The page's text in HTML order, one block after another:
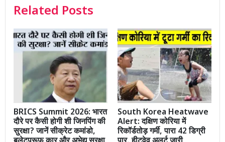
Related Posts
BRICS Summit 2026: भारत
दौरे पर कैसी होगी शी जिनपिंग की
सुरक्षा? जानें सीक्रेट कमांडो,
South Korea Heatwave
Alert: दक्षिण कोरिया में
रिकॉर्डतोड़ गर्मी, पारा 42 डिग्री